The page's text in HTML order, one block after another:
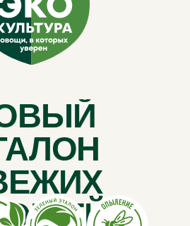
в собственных
комплексах, которые
регионах России
стабильные
качество вне
от сезона